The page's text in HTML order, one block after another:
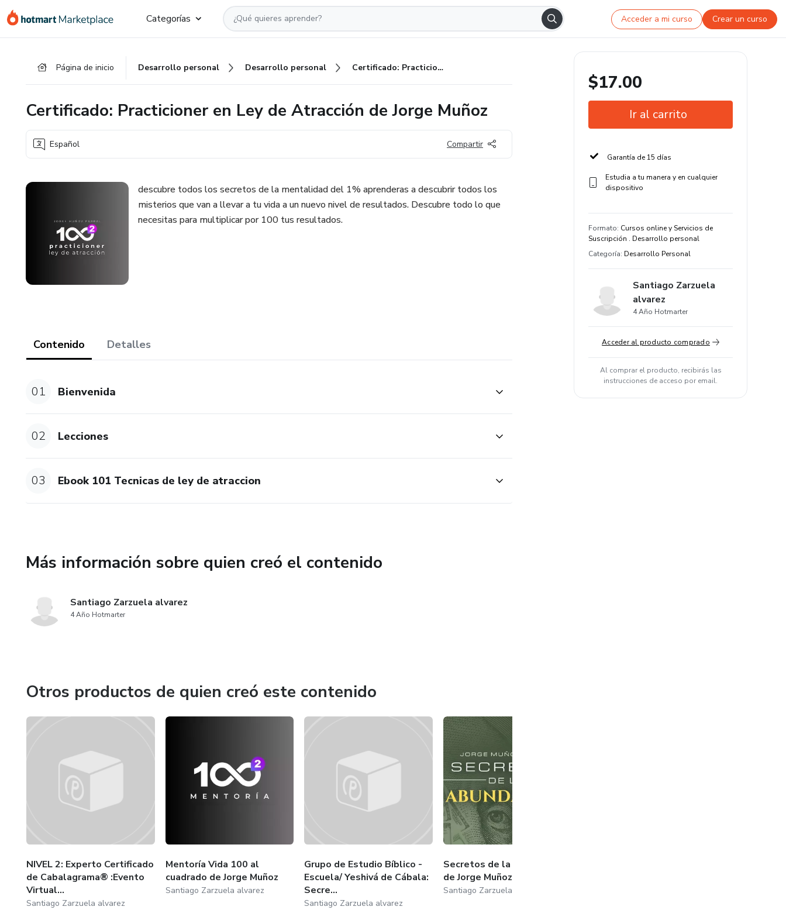
Categorías Acceder a mi curso Crear un curso
Página de inicio Desarrollo personal Desarrollo personal Certificado: Practicioner en Ley de Atracción de Jorge Muñoz
Certificado: Practicioner en Ley de Atracción de Jorge Muñoz
Español Compartir
descubre todos los secretos de la mentalidad del 1% aprenderas a descubrir todos los
misterios que van a llevar a tu vida a un nuevo nivel de resultados. Descubre todo lo que
necesitas para multiplicar por 100 tus resultados.
Contenido Detalles
01 Bienvenida
02 Lecciones
03 Ebook 101 Tecnicas de ley de atraccion
Más información sobre quien creó el contenido
Santiago Zarzuela alvarez
4 Año Hotmarter
Otros productos de quien creó este contenido
NIVEL 2: Experto Certificado
de Cabalagrama® :Evento
Virtual...
Santiago Zarzuela alvarez
Mentoría Vida 100 al
cuadrado de Jorge Muñoz
Santiago Zarzuela alvarez
Grupo de Estudio Bíblico -
Escuela/ Yeshivá de Cábala:
Secre...
Santiago Zarzuela alvarez
Secretos de la Abundancia
de Jorge Muñoz
Santiago Zarzuela alvarez
$17.00
Ir al carrito
Garantía de 15 días
Estudia a tu manera y en cualquier
dispositivo
Formato: Cursos online y Servicios de
Suscripción . Desarrollo personal
Categoría: Desarrollo Personal
Santiago Zarzuela
alvarez
4 Año Hotmarter
Acceder al producto comprado
Al comprar el producto, recibirás las
instrucciones de acceso por email.